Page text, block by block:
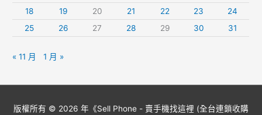
18
19 20 21 22 23
24
25
26 27 28 29 30 31
« 11 月 1 月 »
版權所有 © 2026 年《Sell Phone - 賣手機找這裡 (全台連鎖收購